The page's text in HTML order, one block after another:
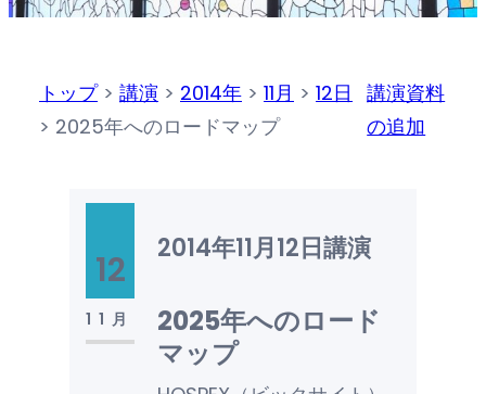
トップ> 講演 > 2014年 > 11月 > 12日
> 2025年へのロードマップ
講演資料
の追加
12
11月
2014年11月12日講演
2025年へのロード
マップ